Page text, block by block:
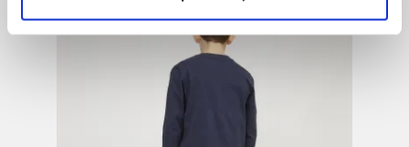
zu ändern oder zu widerrufen) erfahren Sie in unserem
Cookie-Hinweisbzw. derDatenschutzerklärung.